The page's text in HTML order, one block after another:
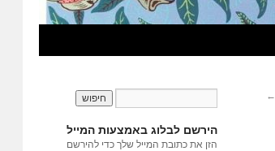
←
הירשם לבלוג באמצעות המייל
הזן את כתובת המייל שלך כדי להירשם